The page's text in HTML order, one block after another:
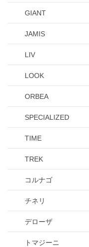
GIANT
JAMIS
LIV
LOOK
ORBEA
SPECIALIZED
TIME
TREK
コルナゴ
チネリ
デローザ
トマジーニ